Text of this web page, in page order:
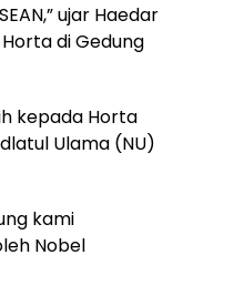
ujar Haedar
di Gedung
kepada Horta
Ulama (NU)
kami
Nobel